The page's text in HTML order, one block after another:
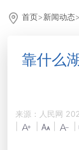
首页>新闻动态>
靠什么
来源：人民网